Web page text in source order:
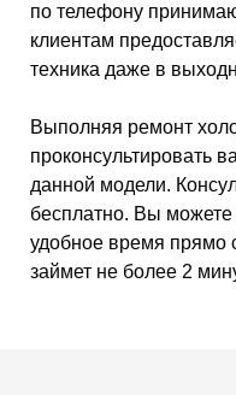
по телефону
клиентам
техника даже в
Выполняя ремонт
проконсультировать
данной модели.
бесплатно. Вы можете
удобное время прямо
займет не более 2